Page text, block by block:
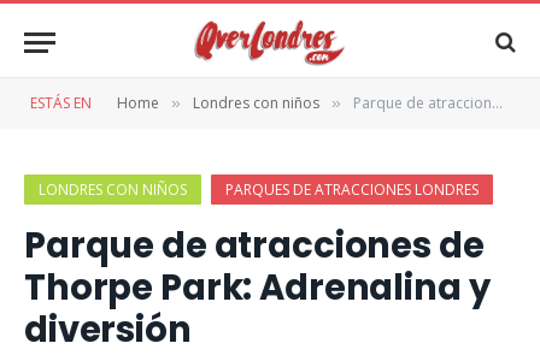
ESTÁS EN Home » Londres con niños » Parque de atracciones de Thorpe Park: Adrenalina y diversión
LONDRES CON NIÑOS PARQUES DE ATRACCIONES LONDRES
Parque de atracciones de
Thorpe Park: Adrenalina y
diversión